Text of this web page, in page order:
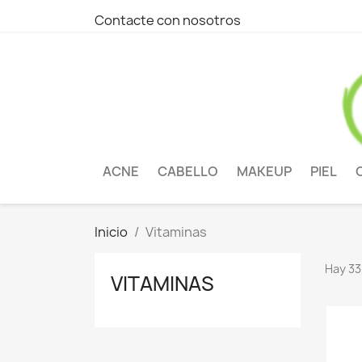
Contacte con nosotros
ACNE CABELLO MAKEUP PIEL
Inicio Vitaminas
VITAMINAS
Hay